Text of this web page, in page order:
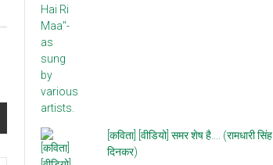
[कविता] [वीडियो] समर शेष है.... (रामधारी सिंह
दिनकर)